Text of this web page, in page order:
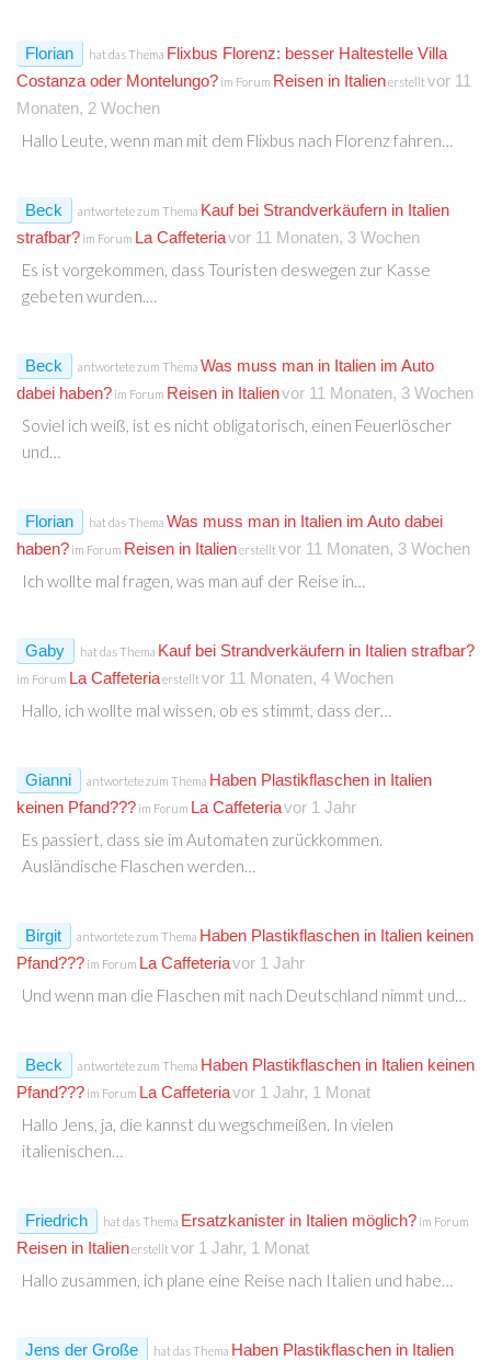
Florian hat das Thema Flixbus Florenz: besser Haltestelle Villa
Costanza oder Montelungo? im Forum Reisen in Italienerstellt vor 11
Monaten, 2 Wochen
Hallo Leute, wenn man mit dem Flixbus nach Florenz fahren…
Beck antwortete zum Thema Kauf bei Strandverkäufern in Italien
strafbar? im Forum La Caffeteriavor 11 Monaten, 3 Wochen
Es ist vorgekommen, dass Touristen deswegen zur Kasse
gebeten wurden.…
Beck antwortete zum Thema Was muss man in Italien im Auto
dabei haben? im Forum Reisen in Italienvor 11 Monaten, 3 Wochen
Soviel ich weiß, ist es nicht obligatorisch, einen Feuerlöscher
und…
Florian hat das Thema Was muss man in Italien im Auto dabei
haben? im Forum Reisen in Italienerstellt vor 11 Monaten, 3 Wochen
Ich wollte mal fragen, was man auf der Reise in…
Gaby hat das Thema Kauf bei Strandverkäufern in Italien strafbar?
im Forum La Caffeteriaerstellt vor 11 Monaten, 4 Wochen
Hallo, ich wollte mal wissen, ob es stimmt, dass der…
Gianni antwortete zum Thema Haben Plastikflaschen in Italien
keinen Pfand??? im Forum La Caffeteriavor 1 Jahr
Es passiert, dass sie im Automaten zurückkommen.
Ausländische Flaschen werden…
Birgit antwortete zum Thema Haben Plastikflaschen in Italien keinen
Pfand??? im Forum La Caffeteriavor 1 Jahr
Und wenn man die Flaschen mit nach Deutschland nimmt und…
Beck antwortete zum Thema Haben Plastikflaschen in Italien keinen
Pfand??? im Forum La Caffeteriavor 1 Jahr, 1 Monat
Hallo Jens, ja, die kannst du wegschmeißen. In vielen
italienischen…
Friedrich hat das Thema Ersatzkanister in Italien möglich? im Forum
Reisen in Italienerstellt vor 1 Jahr, 1 Monat
Hallo zusammen, ich plane eine Reise nach Italien und habe…
Jens der Große hat das Thema Haben Plastikflaschen in Italien